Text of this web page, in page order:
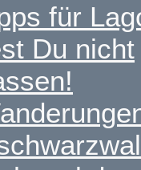
für
Du nicht